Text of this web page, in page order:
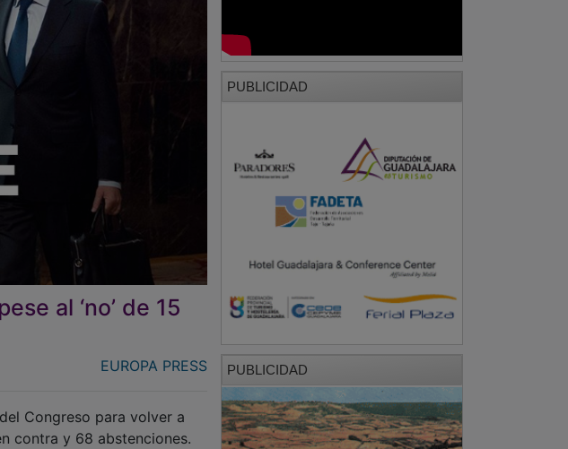
al ‘no’ de 15
EUROPA PRESS
Congreso para volver a
contra y 68 abstenciones.
PUBLICIDAD
PUBLICIDAD